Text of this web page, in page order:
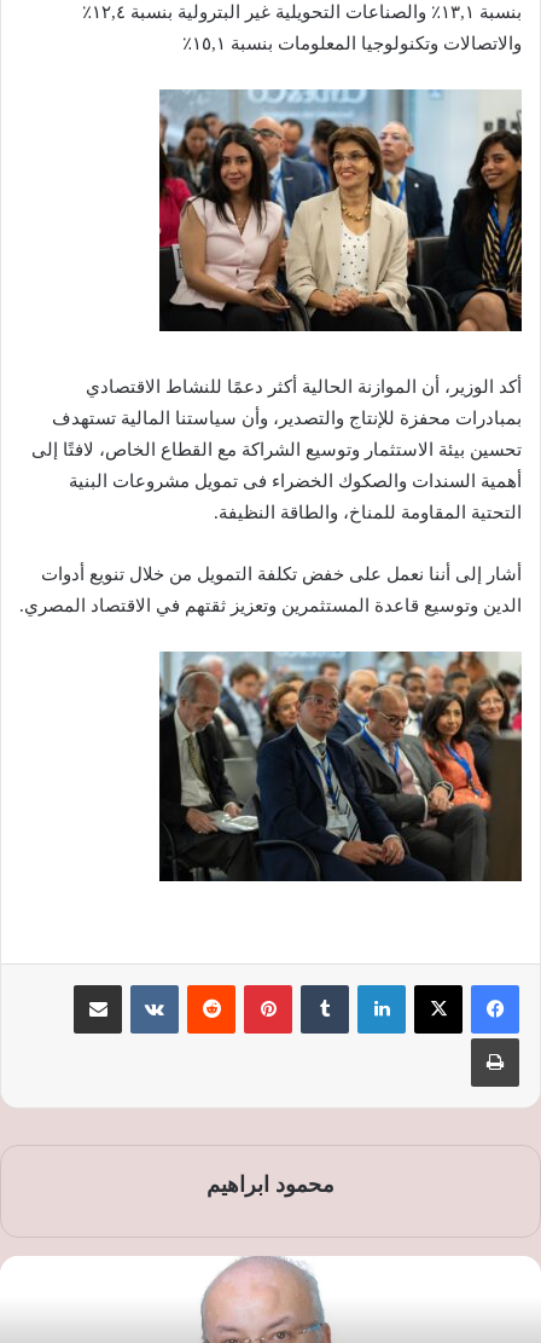
بنسبة ١٣,١٪ والصناعات التحويلية غير البترولية بنسبة ١٢,٤٪
والاتصالات وتكنولوجيا المعلومات بنسبة ١٥,١٪
أكد الوزير، أن الموازنة الحالية أكثر دعمًا للنشاط الاقتصادي
بمبادرات محفزة للإنتاج والتصدير، وأن سياستنا المالية تستهدف
تحسين بيئة الاستثمار وتوسيع الشراكة مع القطاع الخاص، لافتًا إلى
أهمية السندات والصكوك الخضراء فى تمويل مشروعات البنية
التحتية المقاومة للمناخ، والطاقة النظيفة.
أشار إلى أننا نعمل على خفض تكلفة التمويل من خلال تنويع أدوات
الدين وتوسيع قاعدة المستثمرين وتعزيز ثقتهم في الاقتصاد المصري.
لينكدإن بينتيريست
محمود ابراهيم